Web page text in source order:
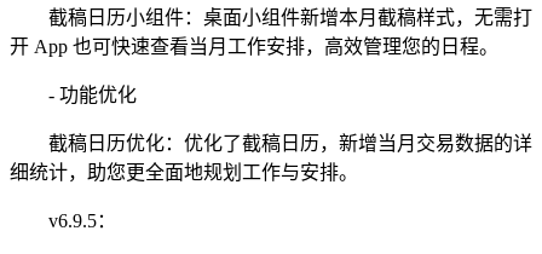
截稿日历小组件：桌面小组件新增本月截稿样式，无需打
开 App 也可快速查看当月工作安排，高效管理您的日程。
- 功能优化
截稿日历优化：优化了截稿日历，新增当月交易数据的详
细统计，助您更全面地规划工作与安排。
v6.9.5：